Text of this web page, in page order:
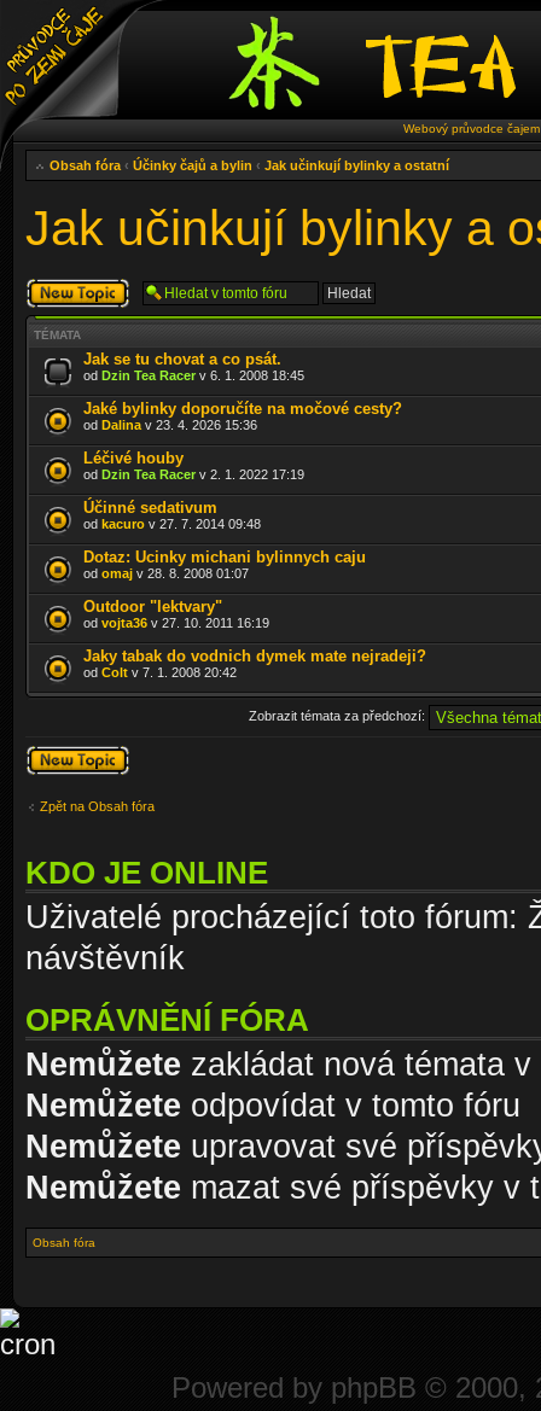
Webový průvodce
Obsah fóra ‹ Účinky čajů a bylin ‹ Jak učinkují bylinky a ostatní
Jak učinkují bylinky a
Odeslat nové
téma
TÉMATA
Jak se tu chovat a co psát.
od Dzin Tea Racer v 6. 1. 2008 18:45
Jaké bylinky doporučíte na močové cesty?
od Dalina v 23. 4. 2026 15:36
Léčivé houby
od Dzin Tea Racer v 2. 1. 2022 17:19
Účinné sedativum
od kacuro v 27. 7. 2014 09:48
Dotaz: Ucinky michani bylinnych caju
od omaj v 28. 8. 2008 01:07
Outdoor "lektvary"
od vojta36 v 27. 10. 2011 16:19
Jaky tabak do vodnich dymek mate nejradeji?
od Colt v 7. 1. 2008 20:42
Zobrazit témata za předchozí:
Odeslat nové
téma
Zpět na Obsah fóra
KDO JE ONLINE
Uživatelé procházející toto fórum:
návštěvník
OPRÁVNĚNÍ FÓRA
Nemůžete zakládat nová témata
Nemůžete odpovídat v tomto fóru
Nemůžete upravovat své
Nemůžete mazat své příspěvky v
Obsah fóra
Powered by phpBB © 2000,